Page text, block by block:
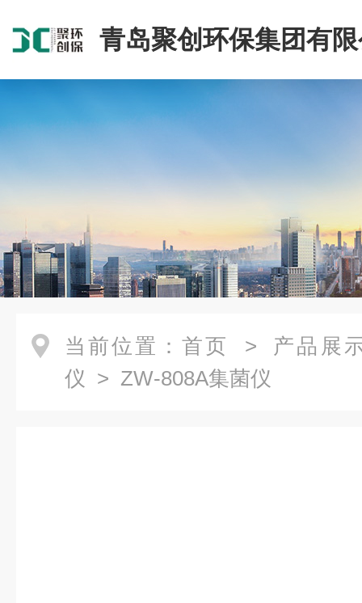
青岛聚创环保集团有
当前位置： 首页 > 产品展
仪 > ZW-808A集菌仪